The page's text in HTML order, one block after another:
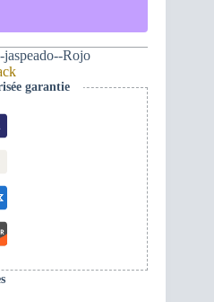
Rojo
garantie